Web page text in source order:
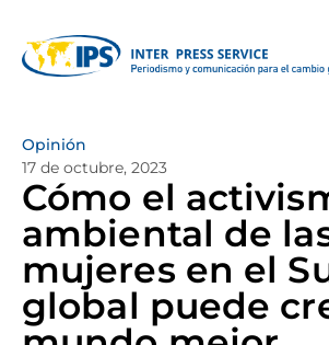
Opinión
17 de octubre, 2023
Cómo el
ambiental de
mujeres en el
global puede